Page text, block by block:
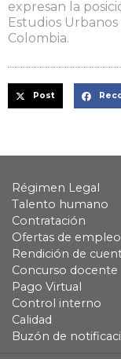
expresan la
Estudios
Colombia.
Post
Régimen Legal
Talento humano
Contratación
Ofertas de empleo
Rendición de
Concurso docente
Pago Virtual
Control interno
Calidad
Buzón de